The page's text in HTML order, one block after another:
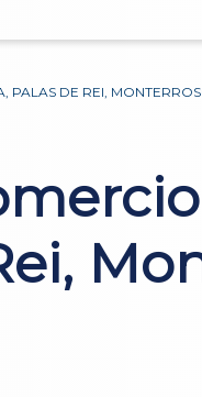
PALAS DE REI,